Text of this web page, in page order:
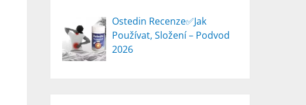
Ostedin Recenze✅Jak
Používat, Složení – Podvod
2026